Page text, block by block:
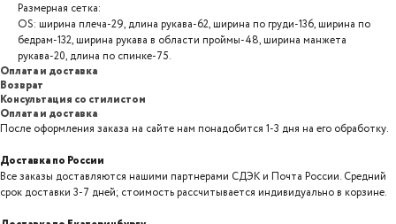
Размерная сетка:
OS: ширина плеча-29, длина рукава-62, ширина по груди-136, ширина по
бедрам-132, ширина рукава в области проймы-48, ширина манжета
рукава-20, длина по спинке-75.
Оплата и доставка
Возврат
Консультация со стилистом
Оплата и доставка
После оформления заказа на сайте нам понадобится 1-3 дня на его обработку.
Доставка по России
Все заказы доставляются нашими партнерами СДЭК и Почта России. Средний
срок доставки 3-7 дней; стоимость рассчитывается индивидуально в корзине.